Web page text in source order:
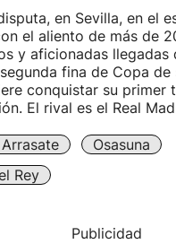
en Sevilla, en el
el aliento de más de
y aficionadas llegadas
fina de Copa de
conquistar su primer
El rival es el Real
Osasuna
Rey
Publicidad